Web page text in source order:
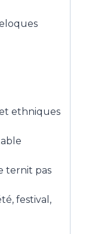
ethniques
ternit pas
festival,